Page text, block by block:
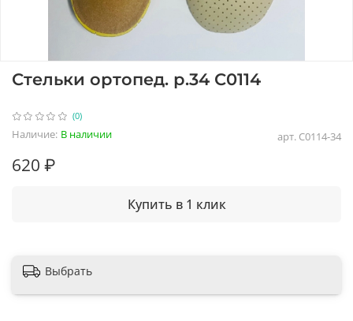
(0)
арт. С0114-34
Наличие: В наличии
Стельки ортопед. р.34 С0114
620 ₽
Купить в 1 клик
Выбрать